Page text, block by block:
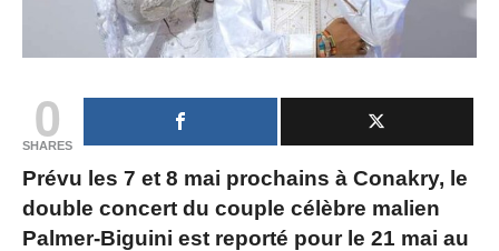
0
SHARES
Prévu les 7 et 8 mai prochains à Conakry, le
double concert du couple célèbre malien
Palmer-Biguini est reporté pour le 21 mai au